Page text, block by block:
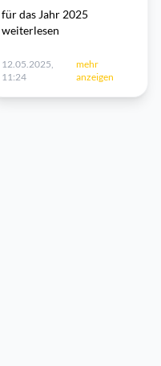
für das Jahr 2025
weiterlesen
12.05.2025,
11:24
mehr
anzeigen